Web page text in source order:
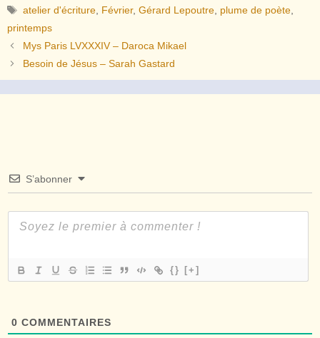
Étiquettes
atelier d'écriture Février,Gérard Lepoutre plume de poète
printemps
Mys Paris LVXXXIV – Daroca Mikael
Besoin de Jésus – Sarah Gastard
S’abonner
{} [+]
0 COMMENTAIRES